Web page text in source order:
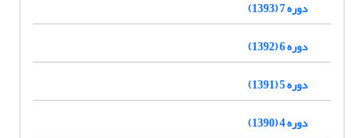
دوره 7 (1393)
دوره 6 (1392)
دوره 5 (1391)
دوره 4 (1390)